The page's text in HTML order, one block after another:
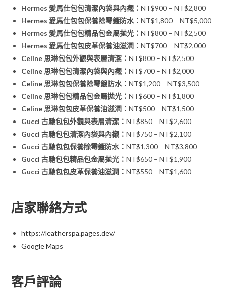
Hermes 愛馬仕包包清潔內袋與內襯：NT$900 – NT$2,800
Hermes 愛馬仕包包保養除霉鍍防水：NT$1,800 – NT$5,000
Hermes 愛馬仕包包精品包金屬拋光：NT$800 – NT$2,500
Hermes 愛馬仕包包皮革保養油滋潤：NT$700 – NT$2,000
Celine 思琳包包外觀與表層清潔：NT$800 – NT$2,500
Celine 思琳包包清潔內袋與內襯：NT$700 – NT$2,000
Celine 思琳包包保養除霉鍍防水：NT$1,200 – NT$3,500
Celine 思琳包包精品包金屬拋光：NT$600 – NT$1,800
Celine 思琳包包皮革保養油滋潤：NT$500 – NT$1,500
Gucci 古馳包包外觀與表層清潔：NT$850 – NT$2,600
Gucci 古馳包包清潔內袋與內襯：NT$750 – NT$2,100
Gucci 古馳包包保養除霉鍍防水：NT$1,300 – NT$3,800
Gucci 古馳包包精品包金屬拋光：NT$650 – NT$1,900
Gucci 古馳包包皮革保養油滋潤：NT$550 – NT$1,600
店家聯絡方式
https://leatherspa.pages.dev/
Google Maps
客戶評論